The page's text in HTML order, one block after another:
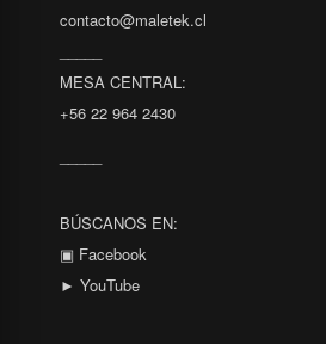
contacto@maletek.cl
MESA CENTRAL:
+56 22 964 2430
BÚSCANOS EN:
▣ Facebook
► YouTube